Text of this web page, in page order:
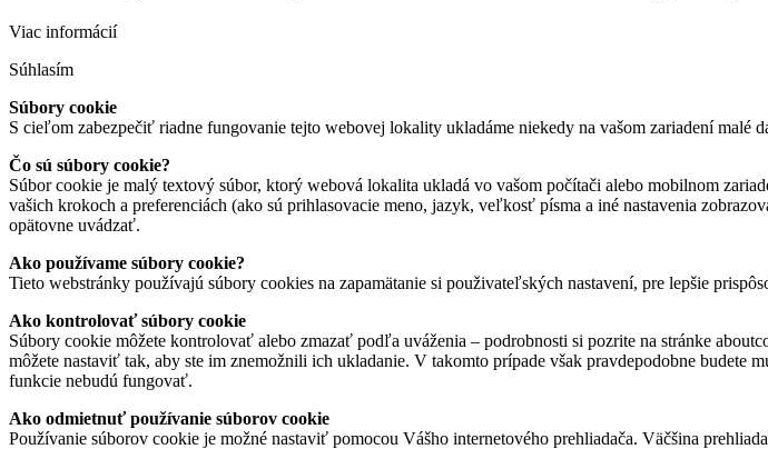
Viac informácií
Súhlasím
Súbory cookie
S cieľom zabezpečiť riadne fungovanie tejto webovej lokality ukladáme niekedy na vašom zariadení
Čo sú súbory cookie?
Súbor cookie je malý textový súbor, ktorý webová lokalita ukladá vo vašom počítači alebo mobilnom
vašich krokoch a preferenciách (ako sú prihlasovacie meno, jazyk, veľkosť písma a iné nastavenia
opätovne uvádzať.
Ako používame súbory cookie?
Tieto webstránky používajú súbory cookies na zapamätanie si použivateľských nastavení, pre lepšie
Ako kontrolovať súbory cookie
Súbory cookie môžete kontrolovať alebo zmazať podľa uváženia – podrobnosti si pozrite na stránke
môžete nastaviť tak, aby ste im znemožnili ich ukladanie. V takomto prípade však pravdepodobne
funkcie nebudú fungovať.
Ako odmietnuť používanie súborov cookie
Používanie súborov cookie je možné nastaviť pomocou Vášho internetového prehliadača. Väčšina